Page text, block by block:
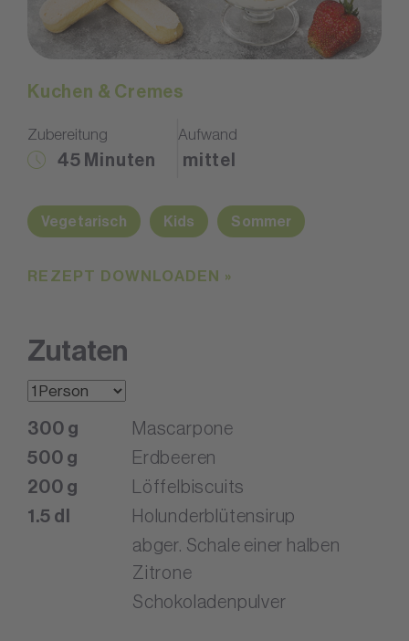
Kuchen & Cremes
Zubereitung
45 Minuten
Aufwand
mittel
Vegetarisch Kids Sommer
REZEPT DOWNLOADEN »
Zutaten
300 g Mascarpone
500 g Erdbeeren
200 g Löffelbiscuits
1.5 dl
Holunderblütensirup
abger. Schale einer halben
Zitrone
Schokoladenpulver